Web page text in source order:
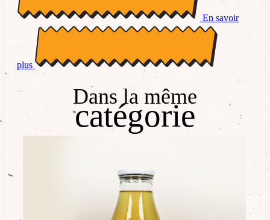
En savoir
plus
Dans la même
catégorie